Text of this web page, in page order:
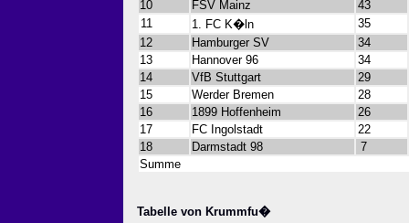
10
FSV Mainz
43
11
1. FC K�ln
35
12
Hamburger SV
34
13
Hannover 96
34
14
VfB Stuttgart
29
15
Werder Bremen
28
16
1899 Hoffenheim
26
17
FC Ingolstadt
22
18
Darmstadt 98
7
Summe
Tabelle von Krummfu�